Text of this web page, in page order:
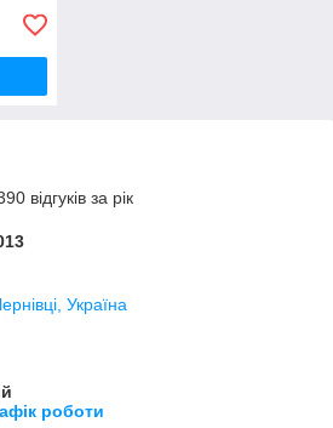
відгуків за рік
Україна
роботи